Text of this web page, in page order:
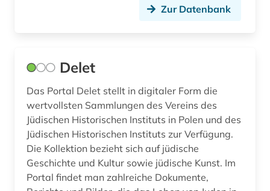
buchkunst (2)
buchmalerei (2)
buchrolle (1)
buchwissenschaft (1)
Zur Datenbank
Delet
Das Portal Delet stellt in digitaler Form die
wertvollsten Sammlungen des Vereins des
Jüdischen Historischen Instituts in Polen und des
Jüdischen Historischen Instituts zur Verfügung.
Die Kollektion bezieht sich auf jüdische
Geschichte und Kultur sowie jüdische Kunst. Im
Portal findet man zahlreiche Dokumente,